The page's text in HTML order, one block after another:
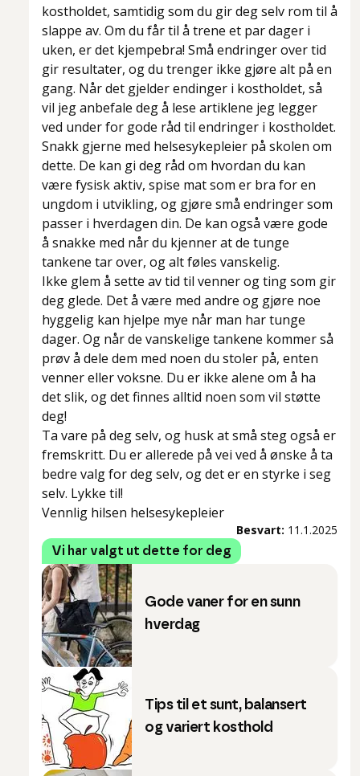
kostholdet, samtidig som du gir deg selv rom til å
slappe av. Om du får til å trene et par dager i
uken, er det kjempebra! Små endringer over tid
gir resultater, og du trenger ikke gjøre alt på en
gang. Når det gjelder endinger i kostholdet, så
vil jeg anbefale deg å lese artiklene jeg legger
ved under for gode råd til endringer i kostholdet.
Snakk gjerne med helsesykepleier på skolen om
dette. De kan gi deg råd om hvordan du kan
være fysisk aktiv, spise mat som er bra for en
ungdom i utvikling, og gjøre små endringer som
passer i hverdagen din. De kan også være gode
å snakke med når du kjenner at de tunge
tankene tar over, og alt føles vanskelig.
Ikke glem å sette av tid til venner og ting som gir
deg glede. Det å være med andre og gjøre noe
hyggelig kan hjelpe mye når man har tunge
dager. Og når de vanskelige tankene kommer så
prøv å dele dem med noen du stoler på, enten
venner eller voksne. Du er ikke alene om å ha
det slik, og det finnes alltid noen som vil støtte
deg!
Ta vare på deg selv, og husk at små steg også er
fremskritt. Du er allerede på vei ved å ønske å ta
bedre valg for deg selv, og det er en styrke i seg
selv. Lykke til!
Vennlig hilsen helsesykepleier
Besvart: 11.1.2025
Vi har valgt ut dette for deg
Gode vaner for en sunn
hverdag
Tips til et sunt, balansert
og variert kosthold